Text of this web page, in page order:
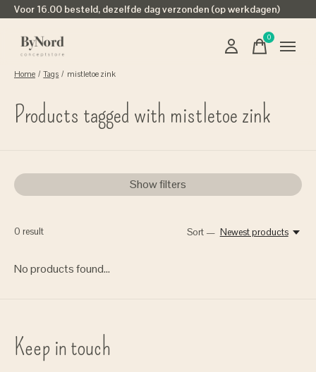
Voor 16.00 besteld, dezelfde dag verzonden (op werkdagen)
0items
Home / Tags / mistletoe zink
Products tagged with mistletoe zink
Show filters
0 result Sort — Newest products
No products found...
Keep in touch